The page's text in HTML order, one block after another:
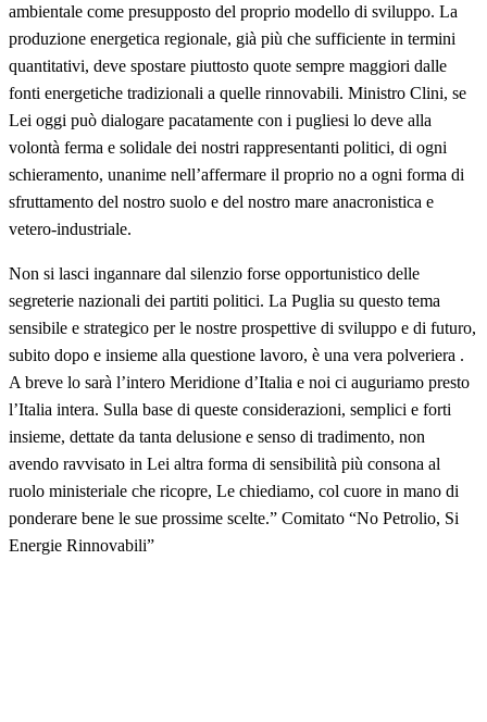
ambientale come presupposto del proprio modello di sviluppo. La
produzione energetica regionale, già più che sufficiente in termini
quantitativi, deve spostare piuttosto quote sempre maggiori dalle
fonti energetiche tradizionali a quelle rinnovabili. Ministro Clini, se
Lei oggi può dialogare pacatamente con i pugliesi lo deve alla
volontà ferma e solidale dei nostri rappresentanti politici, di ogni
schieramento, unanime nell’affermare il proprio no a ogni forma di
sfruttamento del nostro suolo e del nostro mare anacronistica e
vetero-industriale.
Non si lasci ingannare dal silenzio forse opportunistico delle
segreterie nazionali dei partiti politici. La Puglia su questo tema
sensibile e strategico per le nostre prospettive di sviluppo e di futuro,
subito dopo e insieme alla questione lavoro, è una vera polveriera .
A breve lo sarà l’intero Meridione d’Italia e noi ci auguriamo presto
l’Italia intera. Sulla base di queste considerazioni, semplici e forti
insieme, dettate da tanta delusione e senso di tradimento, non
avendo ravvisato in Lei altra forma di sensibilità più consona al
ruolo ministeriale che ricopre, Le chiediamo, col cuore in mano di
ponderare bene le sue prossime scelte.” Comitato “No Petrolio, Si
Energie Rinnovabili”